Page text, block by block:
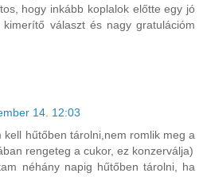
hogy inkább koplalok előtte egy jó
választ és nagy gratulációm
14. 12:03
kell hűtőben tárolni,nem romlik meg a
rengeteg a cukor, ez konzerválja)
néhány napig hűtőben tárolni, ha